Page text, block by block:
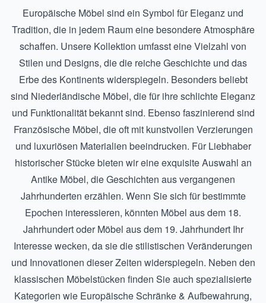
Europäische Möbel sind ein Symbol für Eleganz und
Tradition, die in jedem Raum eine besondere Atmosphäre
schaffen. Unsere Kollektion umfasst eine Vielzahl von
Stilen und Designs, die die reiche Geschichte und das
Erbe des Kontinents widerspiegeln. Besonders beliebt
sind Niederländische Möbel, die für ihre schlichte Eleganz
und Funktionalität bekannt sind. Ebenso faszinierend sind
Französische Möbel, die oft mit kunstvollen Verzierungen
und luxuriösen Materialien beeindrucken. Für Liebhaber
historischer Stücke bieten wir eine exquisite Auswahl an
Antike Möbel, die Geschichten aus vergangenen
Jahrhunderten erzählen. Wenn Sie sich für bestimmte
Epochen interessieren, könnten Möbel aus dem 18.
JahrhundertoderMöbel aus dem 19. JahrhundertIhr
Interesse wecken, da sie die stilistischen Veränderungen
und Innovationen dieser Zeiten widerspiegeln. Neben den
klassischen Möbelstücken finden Sie auch spezialisierte
Kategorien wie Europäische Schränke & Aufbewahrung,